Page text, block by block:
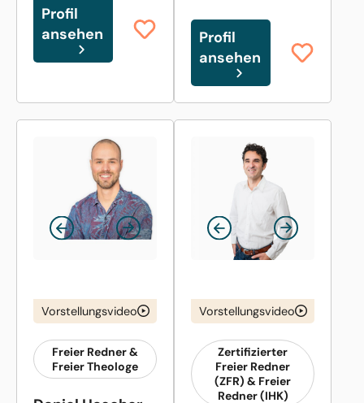
Profil
ansehen
Profil
ansehen
Vorstellungsvideo
Freier Redner &
Freier Theologe
Vorstellungsvideo
Zertifizierter
Freier Redner
(ZFR) & Freier
Redner (IHK)